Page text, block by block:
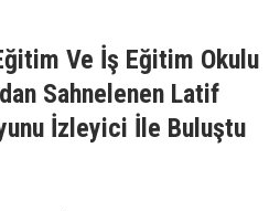
Ve İş Eğitim Okulu
Sahnelenen Latif
İzleyici İle Buluştu